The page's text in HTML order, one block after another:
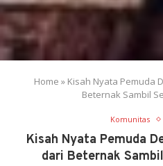
Home » Kisah Nyata Pemuda
Beternak Sambil
Komunitas
Kisah Nyata Pemuda
dari Beternak